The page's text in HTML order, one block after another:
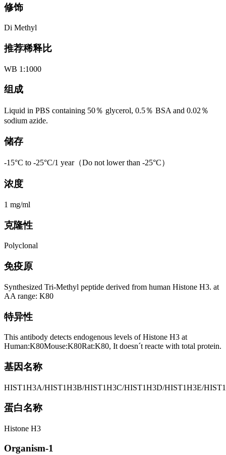
修饰
Di Methyl
推荐稀释比
WB 1:1000
组成
Liquid in PBS containing 50％ glycerol, 0.5％ BSA and 0.02％
sodium azide.
储存
-15°C to -25°C/1 year（Do not lower than -25°C）
浓度
1 mg/ml
克隆性
Polyclonal
免疫原
Synthesized Tri-Methyl peptide derived from human Histone H3. at
AA range: K80
特异性
This antibody detects endogenous levels of Histone H3 at
Human:K80Mouse:K80Rat:K80, It doesn´t reacte with total protein.
基因名称
HIST1H3A/HIST1H3B/HIST1H3C/HIST1H3D/HIST1H3E/
蛋白名称
Histone H3
Organism-1